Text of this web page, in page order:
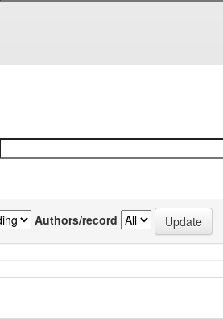
Authors/record